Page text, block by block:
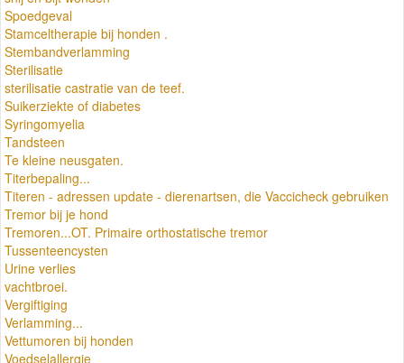
Spoedgeval
Stamceltherapie bij honden .
Stembandverlamming
Sterilisatie
sterilisatie castratie van de teef.
Suikerziekte of diabetes
Syringomyelia
Tandsteen
Te kleine neusgaten.
Titerbepaling...
Titeren - adressen update - dierenartsen, die Vaccicheck gebruiken
Tremor bij je hond
Tremoren...OT. Primaire orthostatische tremor
Tussenteencysten
Urine verlies
vachtbroei.
Vergiftiging
Verlamming...
Vettumoren bij honden
Voedselallergie